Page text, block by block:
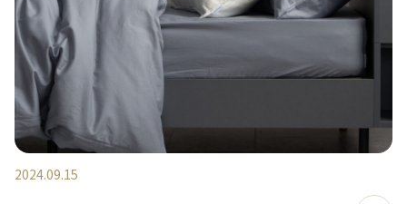
2024.09.15